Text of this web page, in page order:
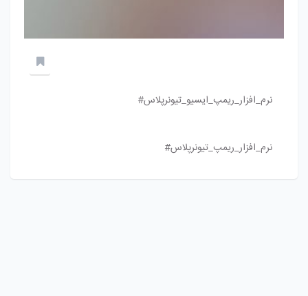
نرم_افزار_ریمپ_ایسیو_تیونرپلاس#
نرم_افزار_ریمپ_تیونرپلاس#